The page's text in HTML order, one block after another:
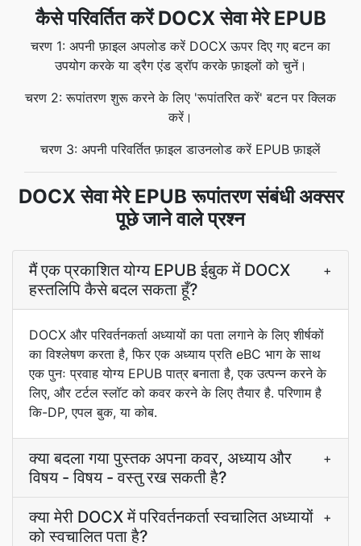
कैसे परिवर्तित करें DOCX सेवा मेरे EPUB
चरण 1: अपनी फ़ाइल अपलोड करें DOCX ऊपर दिए गए बटन का
उपयोग करके या ड्रैग एंड ड्रॉप करके फ़ाइलों को चुनें।
चरण 2: रूपांतरण शुरू करने के लिए 'रूपांतरित करें' बटन पर क्लिक
करें।
चरण 3: अपनी परिवर्तित फ़ाइल डाउनलोड करें EPUB फ़ाइलें
DOCX सेवा मेरे EPUB रूपांतरण संबंधी अक्सर
पूछे जाने वाले प्रश्न
मैं एक प्रकाशित योग्य EPUB ईबुक में DOCX
हस्तलिपि कैसे बदल सकता हूँ?
+
DOCX और परिवर्तनकर्ता अध्यायों का पता लगाने के लिए शीर्षकों
का विश्लेषण करता है, फिर एक अध्याय प्रति eBC भाग के साथ
एक पुनः प्रवाह योग्य EPUB पात्र बनाता है, एक उत्पन्न करने के
लिए, और टर्टल स्लॉट को कवर करने के लिए तैयार है. परिणाम है
कि-DP, एपल बुक, या कोब.
क्या बदला गया पुस्तक अपना कवर, अध्याय और
विषय - विषय - वस्तु रख सकती है?
+
क्या मेरी DOCX में परिवर्तनकर्ता स्वचालित अध्यायों
को स्वचालित पता है?
+